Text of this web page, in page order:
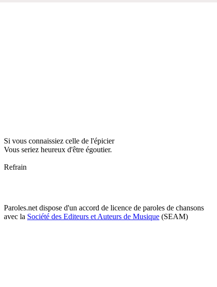
Si vous connaissiez celle de l'épicier
Vous seriez heureux d'être égoutier.
Refrain
Paroles.net dispose d'un accord de licence de paroles de chansons
avec la Société des Editeurs et Auteurs de Musique (SEAM)